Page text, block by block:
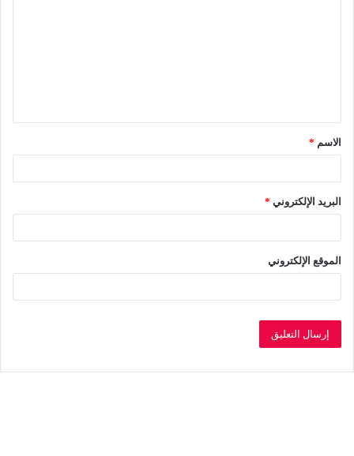
ق
*الاسم *
البريد الإلكتروني *
الموقع الإلكتروني